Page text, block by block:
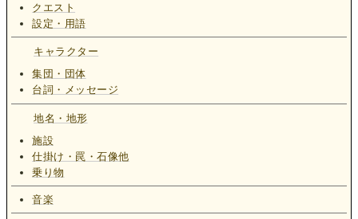
クエスト
設定・用語
キャラクター
集団・団体
台詞・メッセージ
地名・地形
施設
仕掛け・罠・石像他
乗り物
音楽